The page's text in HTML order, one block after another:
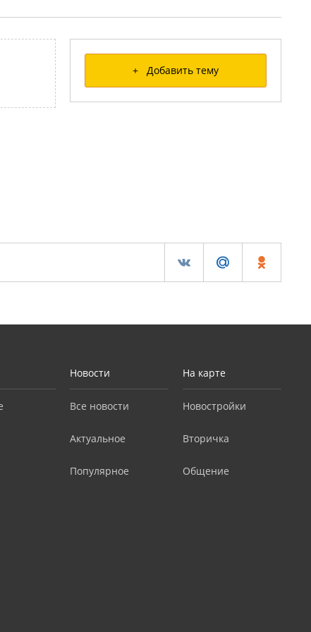
+ Добавить тему
Новости
Все новости
Актуальное
Популярное
На карте
Новостройки
Вторичка
Общение